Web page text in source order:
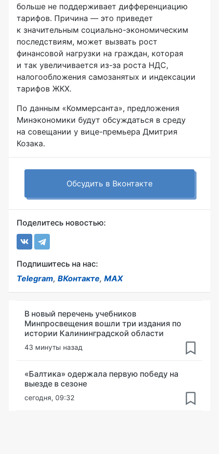
больше не поддерживает дифференциацию
тарифов. Причина — это приведет
к значительным социально-экономическим
последствиям, может вызвать рост
финансовой нагрузки на граждан, которая
и так увеличивается из-за роста НДС,
налогообложения самозанятых и индексации
тарифов ЖКХ.
По данным «Коммерсанта», предложения
Минэкономики будут обсуждаться в среду
на совещании у вице-премьера Дмитрия
Козака.
Обсудить в Вконтакте
Поделитесь новостью:
Подпишитесь на нас:
Telegram, ВКонтакте, MAX
В новый перечень учебников
Минпросвещения вошли три издания по
истории Калининградской области
43 минуты назад
«Балтика» одержала первую победу на
выезде в сезоне
сегодня, 09:32